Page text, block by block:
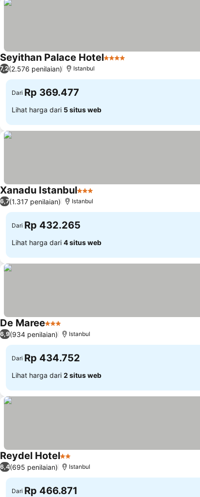
Seyithan Palace Hotel4 Bintang
7,2(2.576 penilaian) Istanbul
Dari Rp 369.477
Lihat harga dari 5 situs web
Xanadu Istanbul3 Bintang
6,7(1.317 penilaian) Istanbul
Dari Rp 432.265
Lihat harga dari 4 situs web
De Maree3 Bintang
6,9(934 penilaian) Istanbul
Dari Rp 434.752
Lihat harga dari 2 situs web
Reydel Hotel2 Bintang
6,4(695 penilaian) Istanbul
Dari Rp 466.871